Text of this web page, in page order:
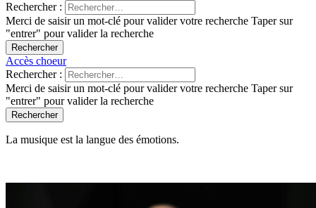
Rechercher :
Merci de saisir un mot-clé pour valider votre recherche Taper sur
"entrer" pour valider la recherche
Accès choeur
Rechercher :
Merci de saisir un mot-clé pour valider votre recherche Taper sur
"entrer" pour valider la recherche
La musique est la langue des émotions.